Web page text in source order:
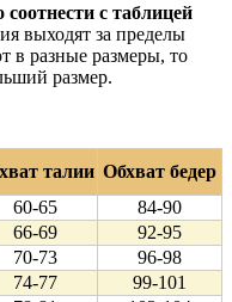
с таблицей
выходят за пределы
в разные размеры, то
размер.
талии Обхват бедер
60-65
84-90
66-69
92-95
70-73
96-98
74-77
99-101